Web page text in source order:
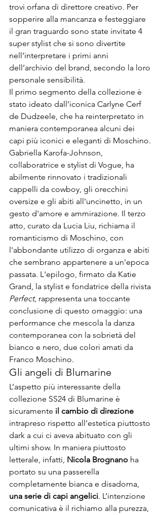
trovi orfana di direttore creativo. Per
sopperire alla mancanza e festeggiare
il gran traguardo sono state invitate 4
super stylist che si sono divertite
nell’interpretare i primi anni
dell’archivio del brand, secondo la loro
personale sensibilità.
Il primo segmento della collezione è
stato ideato dall’iconica Carlyne Cerf
de Dudzeele, che ha reinterpretato in
maniera contemporanea alcuni dei
capi più iconici e eleganti di Moschino.
Gabriella Karofa-Johnson,
collaboratrice e stylist di Vogue, ha
abilmente rinnovato i tradizionali
cappelli da cowboy, gli orecchini
oversize e gli abiti all'uncinetto, in un
gesto d'amore e ammirazione. Il terzo
atto, curato da Lucia Liu, richiama il
romanticismo di Moschino, con
l'abbondante utilizzo di organza e abiti
che sembrano appartenere a un'epoca
passata. L'epilogo, firmato da Katie
Grand, la stylist e fondatrice della rivista
Perfect, rappresenta una toccante
conclusione di questo omaggio: una
performance che mescola la danza
contemporanea con la sobrietà del
bianco e nero, due colori amati da
Franco Moschino.
Gli angeli di Blumarine
L’aspetto più interessante della
collezione SS24 di Blumarine è
sicuramente il cambio di direzione
intrapreso rispetto all’estetica piuttosto
dark a cui ci aveva abituato con gli
ultimi show. In maniera piuttosto
letterale, infatti, Nicola Brognano ha
portato su una passerella
completamente bianca e disadorna,
una serie di capi angelici. L’intenzione
comunicativa è il richiamo alla purezza,